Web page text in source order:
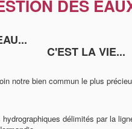
DES
VIE...
notre bien commun le plus
délimités par la